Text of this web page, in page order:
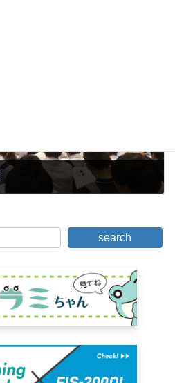
search